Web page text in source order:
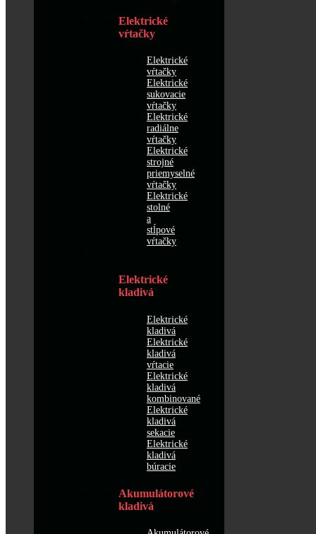
Elektrické
vŕtačky
Elektrické
vŕtačky
Elektrické
sukovacie
vŕtačky
Elektrické
radiálne
vŕtačky
Elektrické
strojné
priemyselné
vŕtačky
Elektrické
stolné
a
stĺpové
vŕtačky
Elektrické
kladivá
Elektrické
kladivá
Elektrické
kladivá
vŕtacie
Elektrické
kladivá
kombinované
Elektrické
kladivá
sekacie
Elektrické
kladivá
búracie
Akumulátorové
kladivá